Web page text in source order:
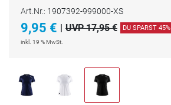
Art.Nr.: 1907392-999000-XS
9,95 € | UVP 17,95 € DU SPARST 45%
inkl. 19 % MwSt.